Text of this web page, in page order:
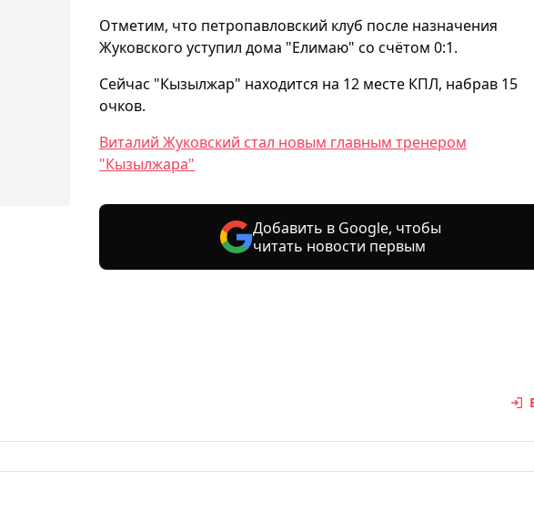
Отметим, что петропавловский клуб после назначения
Жуковского уступил дома "Елимаю" со счётом 0:1.
Сейчас "Кызылжар" находится на 12 месте КПЛ, набрав 15
очков.
Виталий Жуковский стал новым главным тренером
"Кызылжара"
Добавить в Google, чтобы
читать новости первым